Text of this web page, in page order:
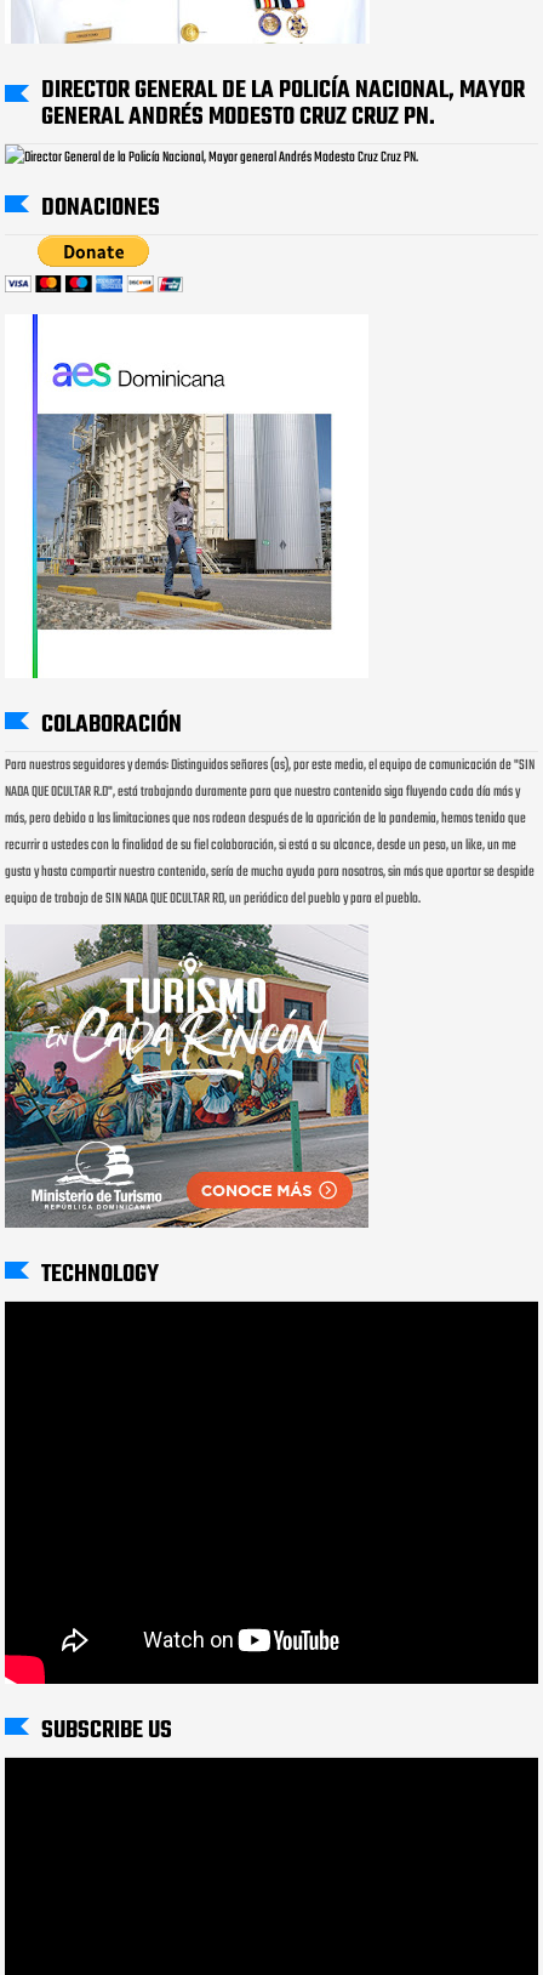
DIRECTOR GENERAL DE LA POLICÍA NACIONAL, MAYOR
GENERAL ANDRÉS MODESTO CRUZ CRUZ PN.
DONACIONES
COLABORACIÓN
Para nuestros seguidores y demás: Distinguidos señores (as), por este medio, el equipo de comunicación de "SIN
NADA QUE OCULTAR R.D", está trabajando duramente para que nuestro contenido siga fluyendo cada día más y
más, pero debido a las limitaciones que nos rodean después de la aparición de la pandemia, hemos tenido que
recurrir a ustedes con la finalidad de su fiel colaboración, si está a su alcance, desde un peso, un like, un me
gusta y hasta compartir nuestro contenido, sería de mucha ayuda para nosotros, sin más que aportar se despide
equipo de trabajo de SIN NADA QUE OCULTAR RD, un periódico del pueblo y para el pueblo.
TECHNOLOGY
SUBSCRIBE US